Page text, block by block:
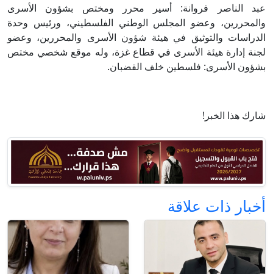
عبد الناصر فروانة: أسير محرر ومختص بشؤون الأسرى
والمحررين، وعضو المجلس الوطني الفلسطيني، ورئيس وحدة
الدراسات والتوثيق في هيئة شؤون الأسرى والمحررين، وعضو
لجنة إدارة هيئة الأسرى في قطاع غزة، وله موقع شخصي مختص
بشؤون الأسرى: فلسطين خلف القضبان.
شارك هذا الخبر!
أخبار ذات علاقة